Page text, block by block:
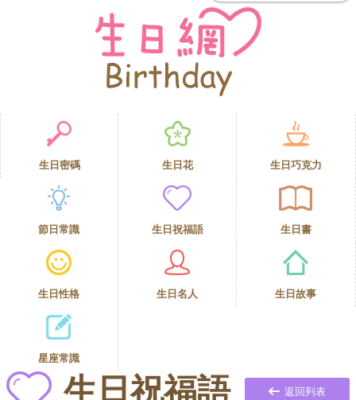
生日密碼 生日花 生日巧克力
節日常識 生日祝福語 生日書
生日性格 生日名人 生日故事
星座常識
生日祝福語 返回列表